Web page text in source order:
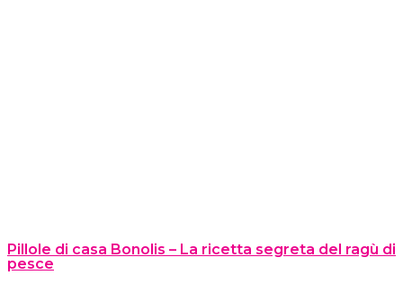
Pillole di casa Bonolis – La ricetta segreta del ragù di
pesce